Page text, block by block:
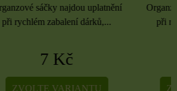
uplatnění
dárků,...
Organzové sáčky najdou
při rychlém zabalení
ZVOLTE